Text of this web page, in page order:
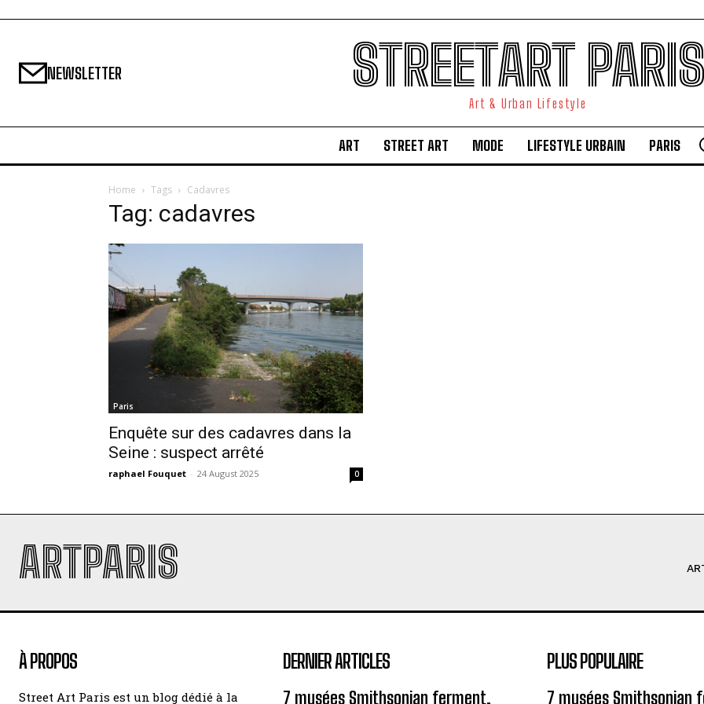
NEWSLETTER STREETART PARIS
Art & Urban Lifestyle
ART STREET ART MODE LIFESTYLE URBAIN PARIS
Home Tags Cadavres
Tag: cadavres
Paris
Enquête sur des cadavres dans la
Seine : suspect arrêté
raphael Fouquet - 24 August 2025 0
ARTPARIS
À PROPOS
Street Art Paris est un blog dédié à la
DERNIER ARTICLES
7 musées Smithsonian ferment,
PLUS POPULAIRE
7 musées Smithsonian